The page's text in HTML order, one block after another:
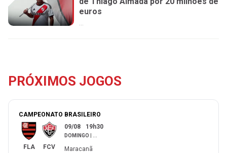
euros
...
PRÓXIMOS JOGOS
CAMPEONATO BRASILEIRO
FLA FCV
09/08 19h30
DOMINGO
Maracanã